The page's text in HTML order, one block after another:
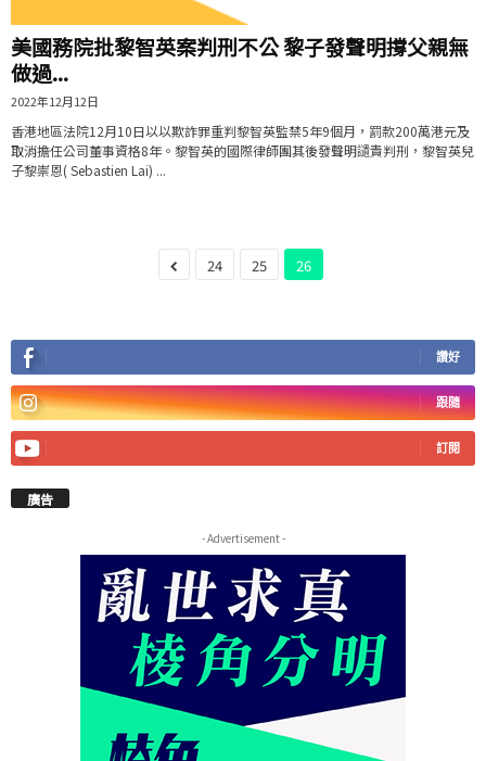
美國務院批黎智英案判刑不公 黎子發聲明撐父親無
做過...
2022年12月12日
香港地區法院12月10日以以欺詐罪重判黎智英監禁5年9個月，罰款200萬港元及
取消擔任公司董事資格8年。黎智英的國際律師團其後發聲明讉責判刑，黎智英兒
子黎崇恩( Sebastien Lai) ...
24 25 26
讚好
跟隨
訂閱
廣告
- Advertisement -